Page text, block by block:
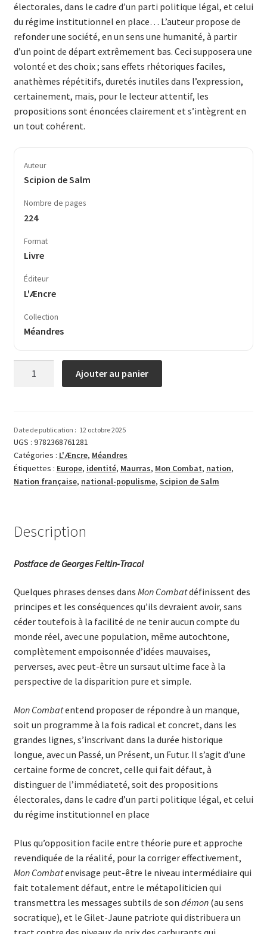
électorales, dans le cadre d’un parti politique légal, et celui
du régime institutionnel en place… L’auteur propose de
refonder une société, en un sens une humanité, à partir
d’un point de départ extrêmement bas. Ceci supposera une
volonté et des choix ; sans effets rhétoriques faciles,
anathèmes répétitifs, duretés inutiles dans l’expression,
certainement, mais, pour le lecteur attentif, les
propositions sont énoncées clairement et s’intègrent en
un tout cohérent.
Auteur
Scipion de Salm
Nombre de pages
224
Format
Livre
Éditeur
L'Æncre
Collection
Méandres
Ajouter au panier
Date de publication : 12 octobre 2025
UGS : 9782368761281
Catégories : L'Æncre, Méandres
Étiquettes : Europe, identité, Maurras, Mon Combat, nation,
Nation française, national-populisme, Scipion de Salm
Description
Postface de Georges Feltin-Tracol
Quelques phrases denses dans Mon Combatdéfinissent des
principes et les conséquences qu’ils devraient avoir, sans
céder toutefois à la facilité de ne tenir aucun compte du
monde réel, avec une population, même autochtone,
complètement empoisonnée d’idées mauvaises,
perverses, avec peut-être un sursaut ultime face à la
perspective de la disparition pure et simple.
Mon Combatentend proposer de répondre à un manque,
soit un programme à la fois radical et concret, dans les
grandes lignes, s’inscrivant dans la durée historique
longue, avec un Passé, un Présent, un Futur. Il s’agit d’une
certaine forme de concret, celle qui fait défaut, à
distinguer de l’immédiateté, soit des propositions
électorales, dans le cadre d’un parti politique légal, et celui
du régime institutionnel en place
Plus qu’opposition facile entre théorie pure et approche
revendiquée de la réalité, pour la corriger effectivement,
Mon Combatenvisage peut-être le niveau intermédiaire qui
fait totalement défaut, entre le métapoliticien qui
transmettra les messages subtils de son démon(au sens
socratique), et le Gilet-Jaune patriote qui distribuera un